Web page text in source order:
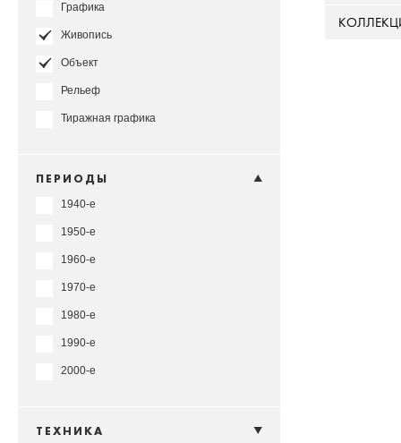
Графика
Живопись
Объект
Рельеф
Тиражная графика
ПЕРИОДЫ
1940-е
1950-е
1960-е
1970-е
1980-е
1990-е
2000-е
ТЕХНИКА